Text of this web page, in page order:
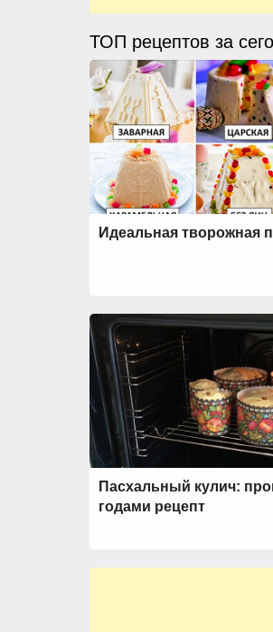
ТОП рецептов за
Идеальная творожная
Пасхальный кулич:
годами рецепт